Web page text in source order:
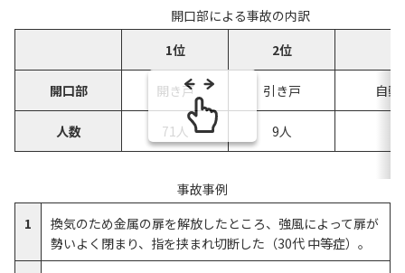
開口部による事故の内訳
1位
2位
開口部 開き戸 引き戸 自動
人数 71人 9人
事故事例
1
換気のため金属の扉を解放したところ、強風によって扉が
勢いよく閉まり、指を挟まれ切断した（30代 中等症）。